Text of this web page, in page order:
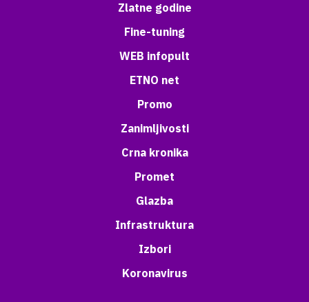
Zlatne godine
Fine-tuning
WEB infopult
ETNO net
Promo
Zanimljivosti
Crna kronika
Promet
Glazba
Infrastruktura
Izbori
Koronavirus